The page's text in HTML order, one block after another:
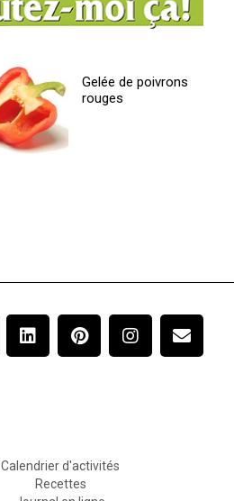
Gelée de poivrons
rouges
Calendrier d'activités
Recettes